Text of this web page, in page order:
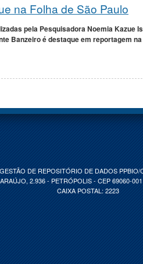
na Folha de São Paulo
pela Pesquisadora Noemia Kazue
Banzeiro é destaque em reportagem
DE REPOSITÓRIO DE DADOS
2.936 - PETRÓPOLIS - CEP 69060-
CAIXA POSTAL: 2223